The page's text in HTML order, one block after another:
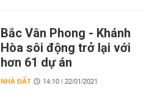
Bắc Vân Phong - Khánh
Hòa sôi động trở lại với
hơn 61 dự án
NHÀ ĐẤT 14:10 | 22/01/2021